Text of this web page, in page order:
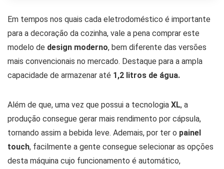
Em tempos nos quais cada eletrodoméstico é importante
para a decoração da cozinha, vale a pena comprar este
modelo de design moderno, bem diferente das versões
mais convencionais no mercado. Destaque para a ampla
capacidade de armazenar até 1,2 litros de água.
Além de que, uma vez que possui a tecnologia XL, a
produção consegue gerar mais rendimento por cápsula,
tornando assim a bebida leve. Ademais, por ter o painel
touch, facilmente a gente consegue selecionar as opções
desta máquina cujo funcionamento é automático,